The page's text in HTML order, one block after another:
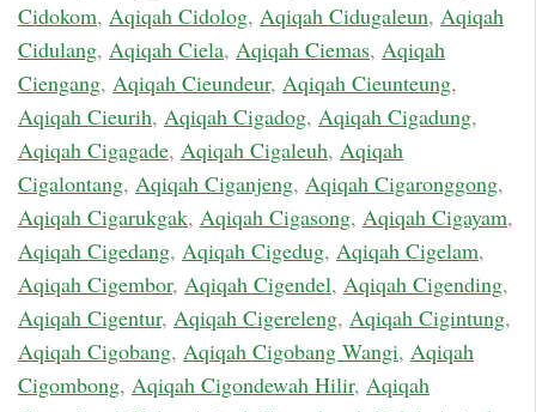
Cidokom, Aqiqah Cidolog, Aqiqah Cidugaleun, Aqiqah
Cidulang, Aqiqah Ciela, Aqiqah Ciemas, Aqiqah
Ciengang, Aqiqah Cieundeur, Aqiqah Cieunteung,
Aqiqah Cieurih, Aqiqah Cigadog, Aqiqah Cigadung,
Aqiqah Cigagade, Aqiqah Cigaleuh, Aqiqah
Cigalontang, Aqiqah Ciganjeng, Aqiqah Cigaronggong,
Aqiqah Cigarukgak, Aqiqah Cigasong, Aqiqah Cigayam,
Aqiqah Cigedang, Aqiqah Cigedug, Aqiqah Cigelam,
Aqiqah Cigembor, Aqiqah Cigendel, Aqiqah Cigending,
Aqiqah Cigentur, Aqiqah Cigereleng, Aqiqah Cigintung,
Aqiqah Cigobang, Aqiqah Cigobang Wangi, Aqiqah
Cigombong, Aqiqah Cigondewah Hilir, Aqiqah